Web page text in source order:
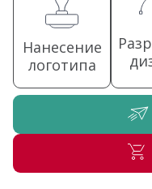
Нанесение
логотипа